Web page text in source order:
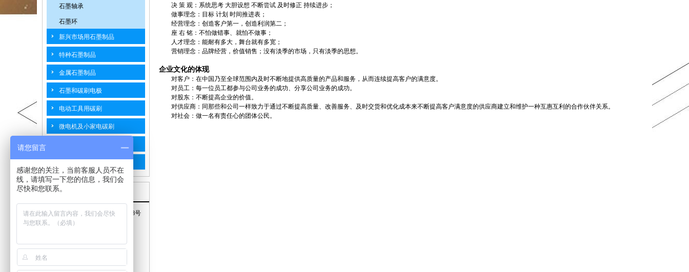
石墨轴承
石墨环
新兴市场用石墨制品
特种石墨制品
金属石墨制品
石墨和碳刷电极
电动工具用碳刷
微电机及小家电碳刷
联系我们
地址：江苏省海门市南海路768号
手机：15240577778
电话：0513-82187598
决 策 观：系统思考 大胆设想 不断尝试 及时修正 持续进步；
做事理念：目标 计划 时间推进表；
经营理念：创造客户第一，创造利润第二；
座 右 铭：不怕做错事、就怕不做事；
人才理念：能耐有多大，舞台就有多宽；
营销理念：品牌经营，价值销售；没有淡季的市场，只有淡季的思想。
企业文化的体现
对客户：在中国乃至全球范围内及时不断地提供高质量的产品和服务，从而连续提高客户的满意度。
对员工：每一位员工都参与公司业务的成功、分享公司业务的成功。
对股东：不断提高企业的价值。
对供应商：同那些和公司一样致力于通过不断提高质量、改善服务、及时交货和优化成本来不断提高客户满意度的供应商建立和维护一种互惠互利的合作伙伴关系。
对社会：做一名有责任心的团体公民。
请您留言
感谢您的关注，当前客服人员不在
线，请填写一下您的信息，我们会
尽快和您联系。